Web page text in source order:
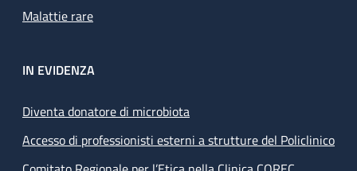
Malattie rare
IN EVIDENZA
Diventa donatore di microbiota
Accesso di professionisti esterni a strutture del Policlinico